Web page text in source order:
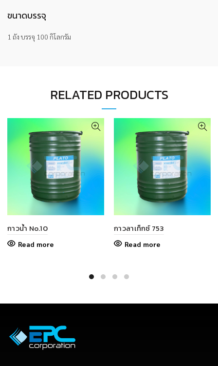
ขนาดบรรจุ
1 ถัง บรรจุ 100 กิโลกรัม
RELATED PRODUCTS
กาวน้ำ No.10
Read more
กาวลาเท็กซ์ 753
Read more